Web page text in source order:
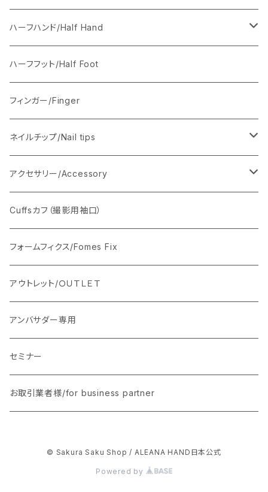
Anais（女性の手）
ワイヤーあり
ワイヤーなし
Axel（男性の手）
ハーフハンド/Half Hand
ワイヤーあり
ワイヤーなし
ハーフフット/Half Foot
フィンガー/Finger
ネイルチップ/Nail tips
ベーシックネイルチップ
フルハンド用セット350枚
ハーフハンド用セット250枚
エクストラロングスティレット フルハンド用セット50枚
ソフトジェルネイルチップ
アクセサリー/Accessory
ホルダー/スタンド
シリコンパレット/エルボーレスト
ストーンベース
Cuffsカフ（撮影用袖口）
フォームフィクス/Fomes Fix
アウトレット/ＯＵＴＬＥＴ
アンバサダー専用
セミナー
お取引業者様/for business partner
© Sakura Saku Shop / ALEANA HAND日本公式
Powered by